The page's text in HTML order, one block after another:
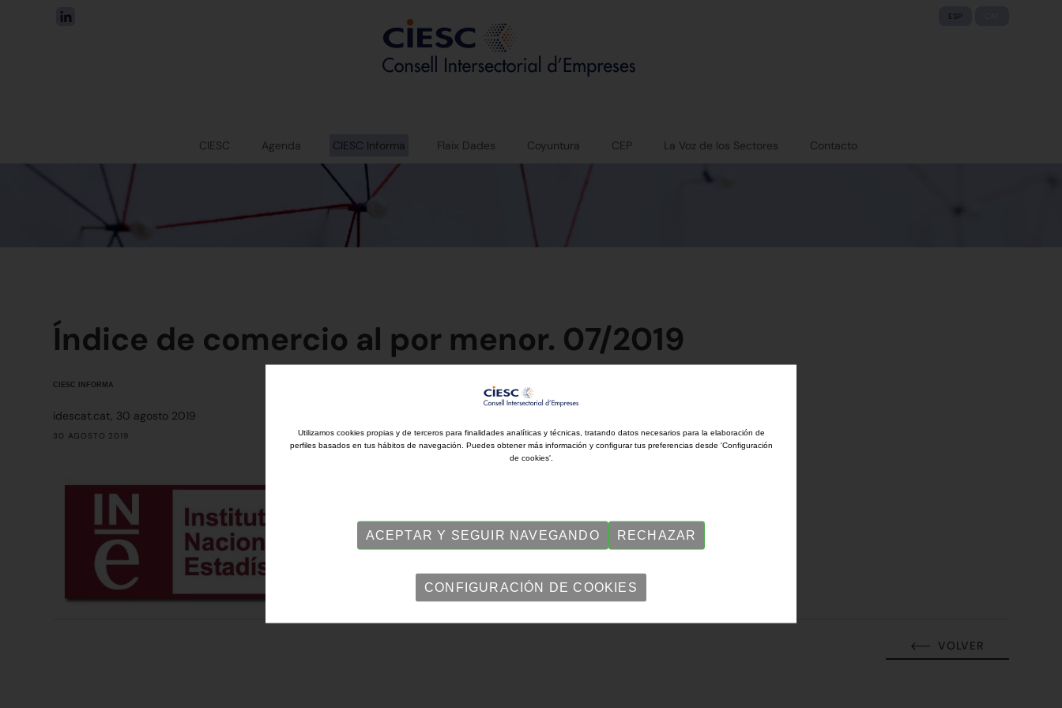
ESP
CIESC Agenda CIESC Informa Flaix Dades Coyuntura CEP La Voz de los Sectores Contacto
Índice de comercio al por menor. 07/2019
CIESC INFORMA
idescat.cat, 30 agosto 2019
30 AGOSTO 2019
VOLVER
Utilizamos cookies propias y de terceros para finalidades analíticas y técnicas, tratando datos necesarios para la elaboración de
perfiles basados en tus hábitos de navegación. Puedes obtener más información y configurar tus preferencias desde 'Configuración
de cookies'.
ACEPTAR Y SEGUIR NAVEGANDO RECHAZAR
CONFIGURACIÓN DE COOKIES